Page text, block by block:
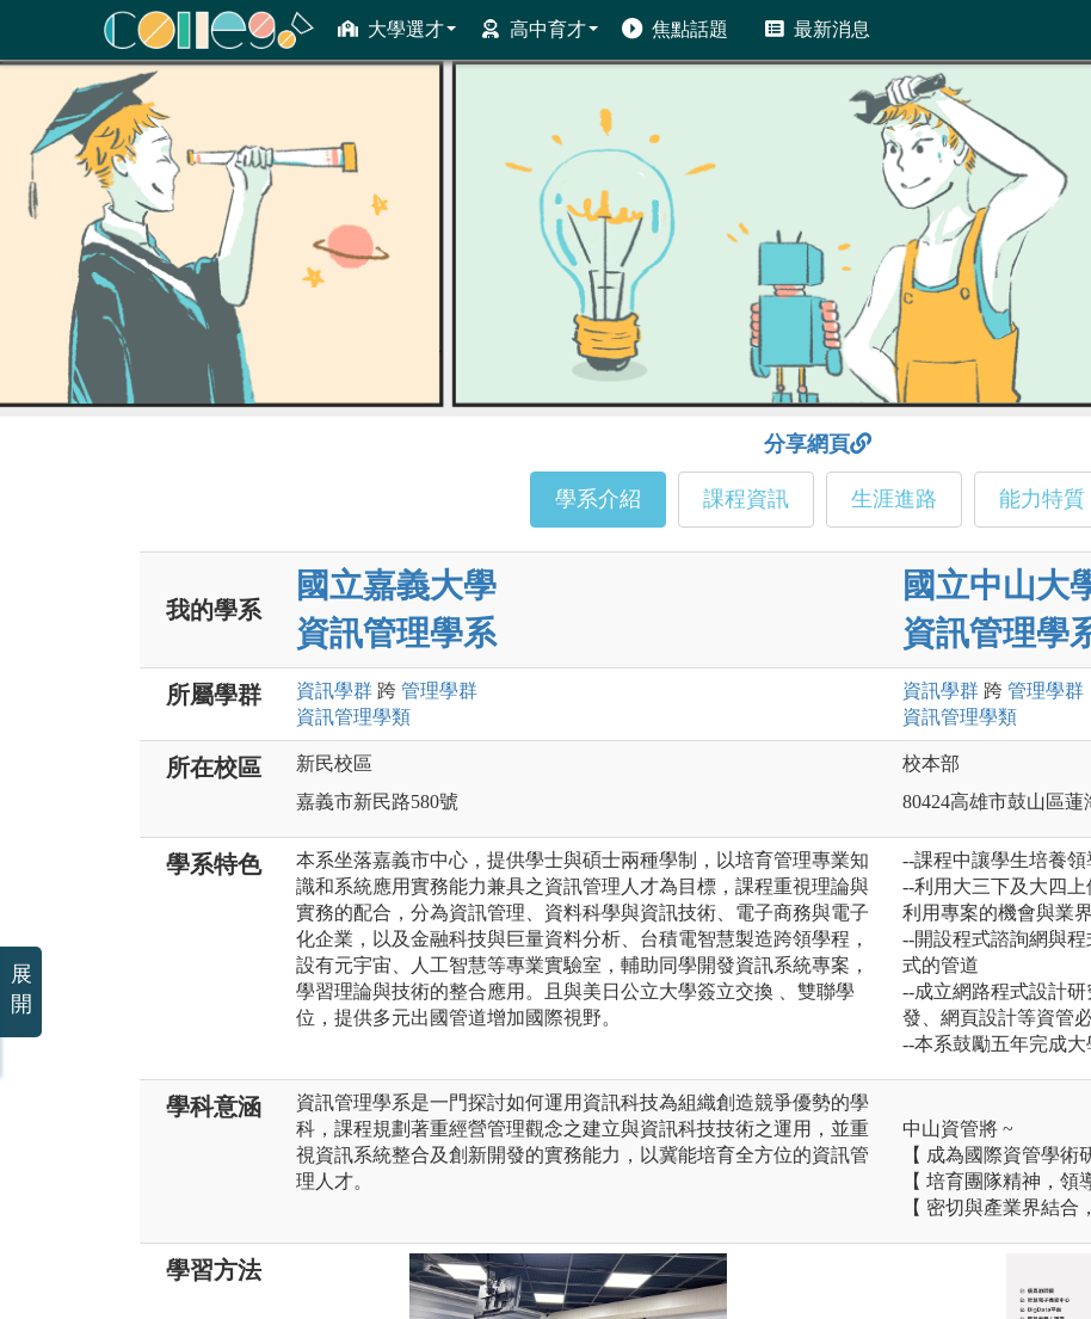
大學選才 高中育才 焦點話題 最新消息
ColleGo! 大學選才與高中育才輔助系統
分享網頁
學系介紹 課程資訊 生涯進路 能力特質
我的學系
國立嘉義大學
資訊管理學系
國立中山大
資訊管理學
所屬學群 資訊學群 跨 管理學群
資訊管理學類
資訊學群 跨 管理學群
資訊管理學類
所在校區
新民校區
嘉義市新民路580號
校本部
80424高雄市鼓山區蓮
學系特色
本系坐落嘉義市中心，提供學士與碩士兩種學制，以培育管理專業知
識和系統應用實務能力兼具之資訊管理人才為目標，課程重視理論與
實務的配合，分為資訊管理、資料科學與資訊技術、電子商務與電子
化企業，以及金融科技與巨量資料分析、台積電智慧製造跨領學程，
設有元宇宙、人工智慧等專業實驗室，輔助同學開發資訊系統專案，
學習理論與技術的整合應用。且與美日公立大學簽立交換 、雙聯學
位，提供多元出國管道增加國際視野。
--課程中讓學生培養
--利用大三下及大四
利用專案的機會與業
--開設程式諮詢網與程
式的管道
--成立網路程式設計
發、網頁設計等資管
--本系鼓勵五年完成
學科意涵
資訊管理學系是一門探討如何運用資訊科技為組織創造競爭優勢的學
科，課程規劃著重經營管理觀念之建立與資訊科技技術之運用，並重
視資訊系統整合及創新開發的實務能力，以冀能培育全方位的資訊管
理人才。
中山資管將 ~
【 成為國際資管學術
【 培育團隊精神，領
【 密切與產業界結合
學習方法
展
開